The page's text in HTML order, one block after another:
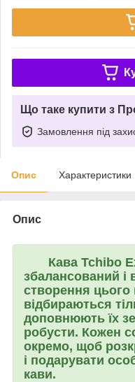
Що таке купити з
Замовлення під
Опис Характеристики
Опис
Кава Tchibo
збалансований і
створення цього
відбираються
доповнюють їх
робусти. Кожен
окремо, щоб
і подарувати
кави.